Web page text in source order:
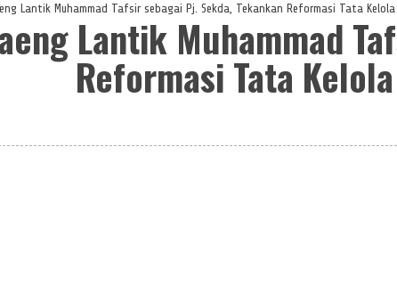
Lantik Muhammad Tafsir sebagai Pj. Sekda, Tekankan Reformasi Tata
Lantik Muhammad
Reformasi Tata